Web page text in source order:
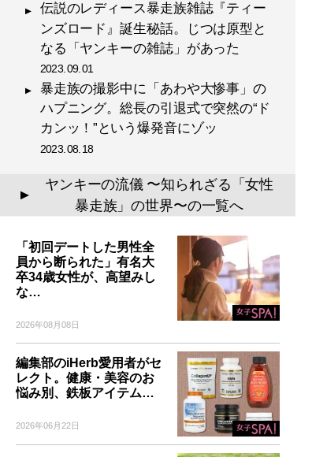
伝説のレディース暴走族雑誌『ティー
ンズロード』誕生秘話。じつは原型と
なる「ヤンキーの雑誌」があった
2023.09.01
暴走族の撮影中に「あわや大惨事」の
ハプニング。総長の引退式で突然の“ド
カンッ！”という爆発音にゾッ
2023.08.18
▲
ヤンキーの流儀 〜知られざる「女性
暴走族」の世界〜の一覧へ
「初回デートした男性全
員から断られた」有名大
卒34歳女性が、高望みし
な…
2026年08月08日
編集部のiHerb愛用者がセ
レクト。健康・美容のお
悩み別、鉄板アイテム…
2026年06月22日